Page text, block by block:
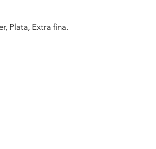
Plata, Extra fina.